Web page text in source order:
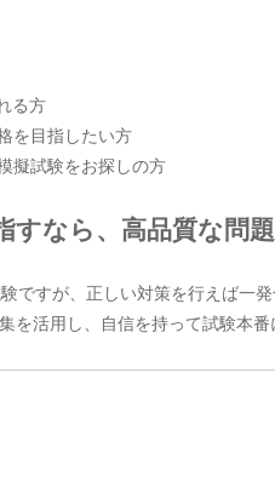
る方
を目指したい方
擬試験をお探しの方
すなら、高品質な問
ですが、正しい対策を行えば一
を活用し、自信を持って試験本